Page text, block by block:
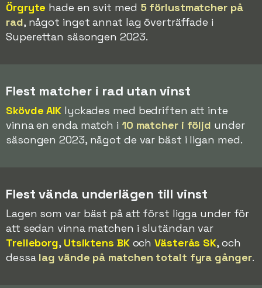
Örgryte hade en svit med 5 förlustmatcher på
rad, något inget annat lag överträffade i
Superettan säsongen 2023.
Flest matcher i rad utan vinst
Skövde AIK lyckades med bedriften att inte
vinna en enda match i 10 matcher i följd under
säsongen 2023, något de var bäst i ligan med.
Flest vända underlägen till vinst
Lagen som var bäst på att först ligga under för
att sedan vinna matchen i slutändan var
Trelleborg, Utsiktens BKochVästerås SK, och
dessa lag vände på matchen totalt fyra gånger.